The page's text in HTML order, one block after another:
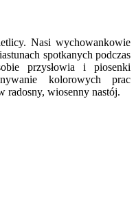
Nasi wychowankowie
spotkanych podczas
przysłowia i piosenki
kolorowych prac
radosny, wiosenny nastój.